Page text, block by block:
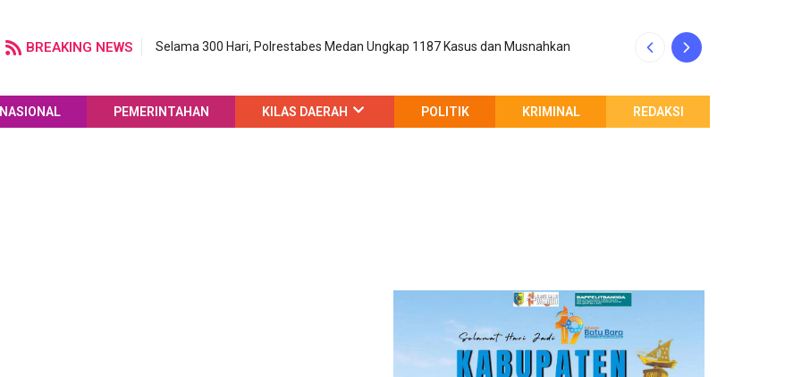
BREAKING NEWS Selama 300 Hari, Polrestabes Medan Ungkap 1187 Kasus dan Musnahkan
NASIONAL PEMERINTAHAN KILAS DAERAH POLITIK KRIMINAL REDAKSI